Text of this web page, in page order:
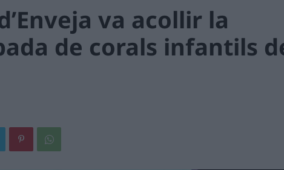
va acollir la
de corals infantils